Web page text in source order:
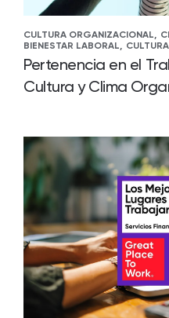
CULTURA ORGANIZACIONAL,
BIENESTAR LABORAL,
Pertenencia en el
Cultura y Clima